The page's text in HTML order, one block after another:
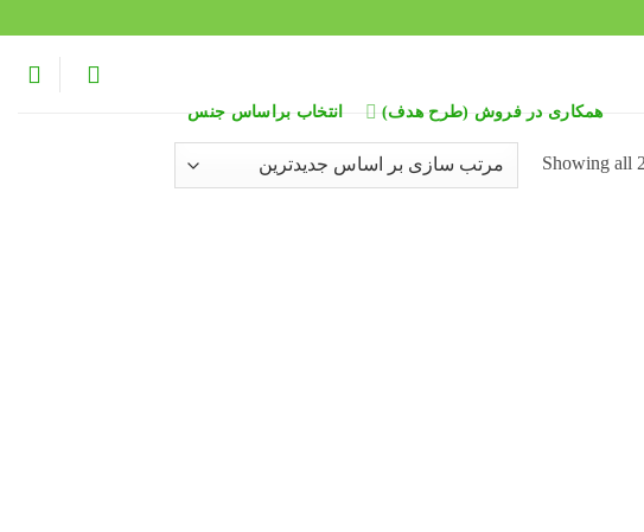
همکاری در فروش (طرح هدف) انتخاب براساس جنس
Showing all
Sorted